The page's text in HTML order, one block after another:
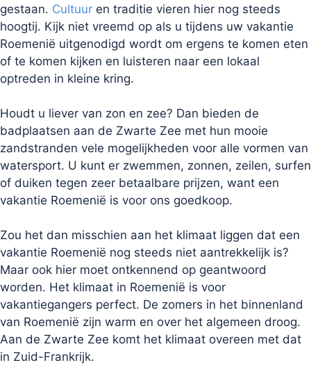
gestaan. Cultuur en traditie vieren hier nog steeds
hoogtij. Kijk niet vreemd op als u tijdens uw vakantie
Roemenië uitgenodigd wordt om ergens te komen eten
of te komen kijken en luisteren naar een lokaal
optreden in kleine kring.
Houdt u liever van zon en zee? Dan bieden de
badplaatsen aan de Zwarte Zee met hun mooie
zandstranden vele mogelijkheden voor alle vormen van
watersport. U kunt er zwemmen, zonnen, zeilen, surfen
of duiken tegen zeer betaalbare prijzen, want een
vakantie Roemenië is voor ons goedkoop.
Zou het dan misschien aan het klimaat liggen dat een
vakantie Roemenië nog steeds niet aantrekkelijk is?
Maar ook hier moet ontkennend op geantwoord
worden. Het klimaat in Roemenië is voor
vakantiegangers perfect. De zomers in het binnenland
van Roemenië zijn warm en over het algemeen droog.
Aan de Zwarte Zee komt het klimaat overeen met dat
in Zuid-Frankrijk.